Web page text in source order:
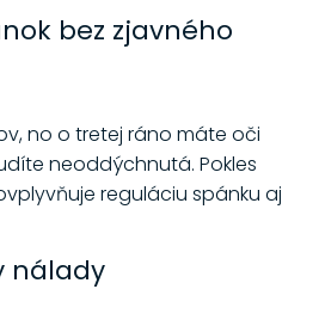
bez zjavného
no o tretej ráno máte oči
neoddýchnutá. Pokles
reguláciu spánku aj
nálady